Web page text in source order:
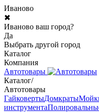
Иваново
✖
Иваново ваш город?
Да
Выбрать другой город
Каталог
Компания
Автотовары
Каталог/
Автотовары
ГайковертыДомкраты
инструмента